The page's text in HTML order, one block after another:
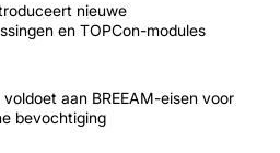
nieuwe
en TOPCon-modules
voldoet aan BREEAM-eisen voor
bevochtiging